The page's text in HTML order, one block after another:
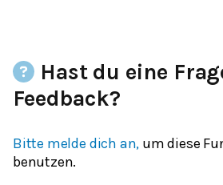
Hast du eine
Feedback?
Bitte melde dich an, um diese
benutzen.